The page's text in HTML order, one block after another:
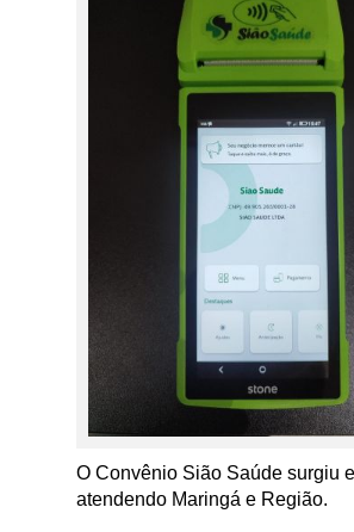
O Convênio Sião Saúde surgiu
atendendo Maringá e Região.